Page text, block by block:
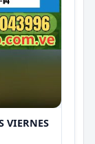
VIERNES